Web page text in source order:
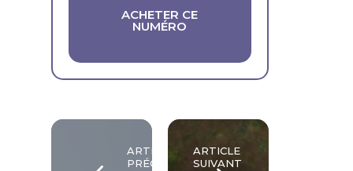
ACHETER CE
NUMÉRO
ARTICLE
PRÉCÉDENT
ARTICLE
SUIVANT